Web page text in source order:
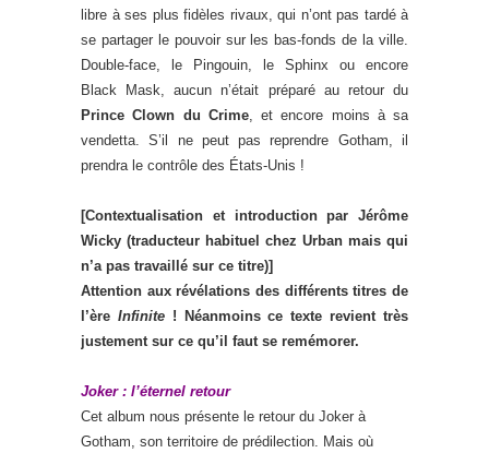
libre à ses plus fidèles rivaux, qui n’ont pas tardé à
se partager le pouvoir sur les bas-fonds de la ville.
Double-face, le Pingouin, le Sphinx ou encore
Black Mask, aucun n’était préparé au retour du
Prince Clown du Crime, et encore moins à sa
vendetta. S’il ne peut pas reprendre Gotham, il
prendra le contrôle des États-Unis !
[Contextualisation et introduction par Jérôme
Wicky (traducteur habituel chez Urban mais qui
n’a pas travaillé sur ce titre)]
Attention aux révélations des différents titres de
l’ère Infinite! Néanmoins ce texte revient très
justement sur ce qu’il faut se remémorer.
Joker : l’éternel retour
Cet album nous présente le retour du Joker à
Gotham, son territoire de prédilection. Mais où